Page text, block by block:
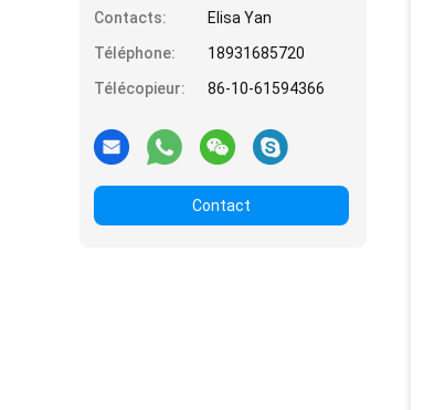
Contacts:
Elisa Yan
Téléphone:
18931685720
Télécopieur:
86-10-61594366
Contact